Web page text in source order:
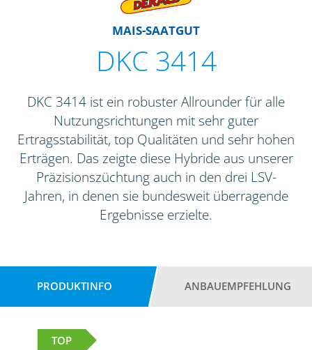
MAIS-SAATGUT
DKC 3414
DKC 3414 ist ein robuster Allrounder für alle
Nutzungsrichtungen mit sehr guter
Ertragsstabilität, top Qualitäten und sehr hohen
Erträgen. Das zeigte diese Hybride aus unserer
Präzisionszüchtung auch in den drei LSV-
Jahren, in denen sie bundesweit überragende
Ergebnisse erzielte.
PRODUKTINFO ANBAUEMPFEHLUNG
TOP